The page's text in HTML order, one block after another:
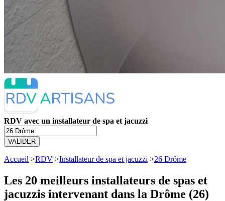
RDV avec un installateur de spa et jacuzzi
VALIDER
Accueil >RDV >Installateur de spa et jacuzzi >26 Drôme
Les 20 meilleurs installateurs de spas et
jacuzzis intervenant dans la Drôme (26)